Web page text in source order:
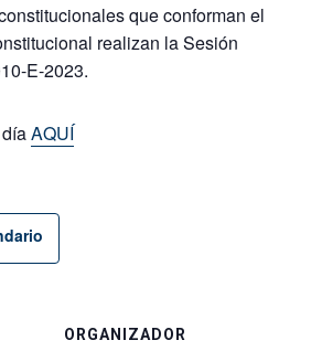
que conforman el
realizan la Sesión
E-2023.
AQUÍ
ORGANIZADOR